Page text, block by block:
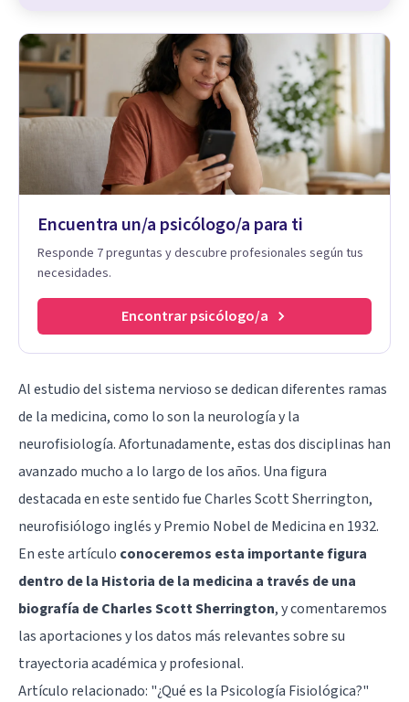
Encuentra un/a psicólogo/a para ti
Responde 7 preguntas y descubre profesionales según tus
necesidades.
Encontrar psicólogo/a
Al estudio del sistema nervioso se dedican diferentes ramas
de la medicina, como lo son la neurología y la
neurofisiología. Afortunadamente, estas dos disciplinas han
avanzado mucho a lo largo de los años. Una figura
destacada en este sentido fue Charles Scott Sherrington,
neurofisiólogo inglés y Premio Nobel de Medicina en 1932.
En este artículo conoceremos esta importante figura
dentro de la Historia de la medicina a través de una
biografía de Charles Scott Sherrington, y comentaremos
las aportaciones y los datos más relevantes sobre su
trayectoria académica y profesional.
Artículo relacionado: "¿Qué es la Psicología Fisiológica?"